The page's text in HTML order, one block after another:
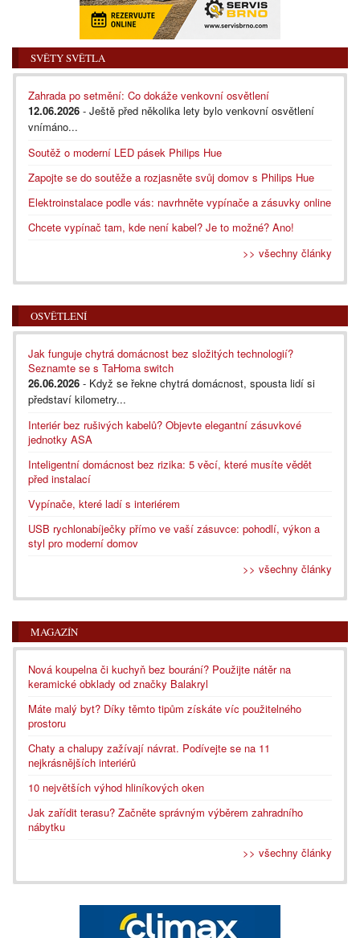
SVĚTY SVĚTLA
Zahrada po setmění: Co dokáže venkovní osvětlení
12.06.2026 - Ještě před několika lety bylo venkovní osvětlení
vnímáno...
Soutěž o moderní LED pásek Philips Hue
Zapojte se do soutěže a rozjasněte svůj domov s Philips Hue
Elektroinstalace podle vás: navrhněte vypínače a zásuvky online
Chcete vypínač tam, kde není kabel? Je to možné? Ano!
>> všechny články
OSVĚTLENÍ
Jak funguje chytrá domácnost bez složitých technologií?
Seznamte se s TaHoma switch
26.06.2026 - Když se řekne chytrá domácnost, spousta lidí si
představí kilometry...
Interiér bez rušivých kabelů? Objevte elegantní zásuvkové
jednotky ASA
Inteligentní domácnost bez rizika: 5 věcí, které musíte vědět
před instalací
Vypínače, které ladí s interiérem
USB rychlonabíječky přímo ve vaší zásuvce: pohodlí, výkon a
styl pro moderní domov
>> všechny články
MAGAZÍN
Nová koupelna či kuchyň bez bourání? Použijte nátěr na
keramické obklady od značky Balakryl
Máte malý byt? Díky těmto tipům získáte víc použitelného
prostoru
Chaty a chalupy zažívají návrat. Podívejte se na 11
nejkrásnějších interiérů
10 největších výhod hliníkových oken
Jak zařídit terasu? Začněte správným výběrem zahradního
nábytku
>> všechny články